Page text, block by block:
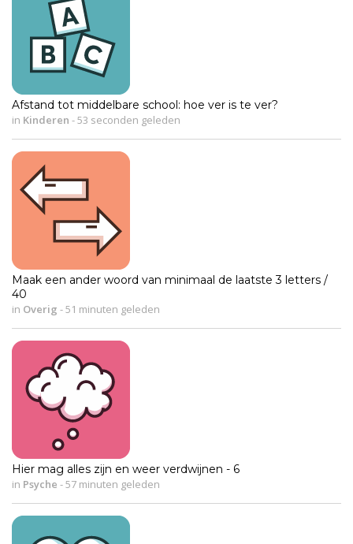
Afstand tot middelbare school: hoe ver is te ver?
in Kinderen -53 seconden geleden
Maak een ander woord van minimaal de laatste 3 letters /
40
in Overig -51 minuten geleden
Hier mag alles zijn en weer verdwijnen - 6
in Psyche -57 minuten geleden